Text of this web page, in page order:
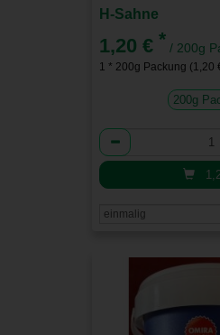
H-Sahne
1,20 € * / 200g
1 * 200g Packung (1,20
200g
Anzahl